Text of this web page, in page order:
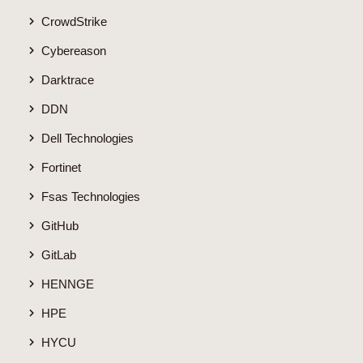
CrowdStrike
Cybereason
Darktrace
DDN
Dell Technologies
Fortinet
Fsas Technologies
GitHub
GitLab
HENNGE
HPE
HYCU